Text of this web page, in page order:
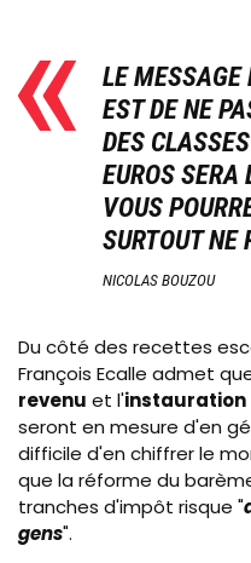
LE MESSAGE
EST DE NE
DES
EUROS
VOUS
SURTOUT NE
NICOLAS BOUZOU
Du côté des recettes
François Ecalle admet
revenu et l'instauration
seront en mesure d'en
difficile d'en chiffrer le
que la réforme du
tranches d'impôt risque "
gens".